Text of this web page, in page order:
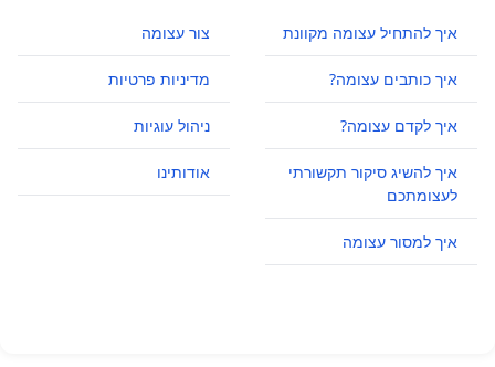
איך להתחיל עצומה מקוונת
איך כותבים עצומה?
איך לקדם עצומה?
איך להשיג סיקור תקשורתי
לעצומתכם
איך למסור עצומה
צור עצומה
מדיניות פרטיות
ניהול עוגיות
אודותינו